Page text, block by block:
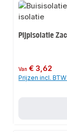
Pijpisolatie
Normale prijs:
Van€ 3,62
Prijzen incl.